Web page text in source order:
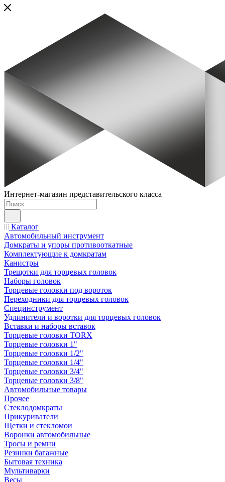
Интернет-магазин представительского класса
Каталог
Автомобильный инструмент
Домкраты и упоры противооткатные
Комплектующие к домкратам
Канистры
Трещотки для торцевых головок
Наборы головок
Торцевые головки под вороток
Переходники для торцевых головок
Специнструмент
Удлинители и воротки для торцевых головок
Вставки и наборы вставок
Торцевые головки TORX
Торцевые головки 1"
Торцевые головки 1/2"
Торцевые головки 1/4"
Торцевые головки 3/4"
Торцевые головки 3/8"
Автомобильные товары
Прочее
Стеклодомкраты
Прикуриватели
Щетки и стекломои
Воронки автомобильные
Тросы и ремни
Резинки багажные
Бытовая техника
Мультиварки
Весы